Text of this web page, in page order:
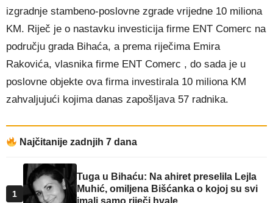
izgradnje stambeno-poslovne zgrade vrijedne 10 miliona
KM. Riječ je o nastavku investicija firme ENT Comerc na
području grada Bihaća, a prema riječima Emira
Rakovića, vlasnika firme ENT Comerc , do sada je u
poslovne objekte ova firma investirala 10 miliona KM
zahvaljujući kojima danas zapošljava 57 radnika.
Najčitanije zadnjih 7 dana
1
Tuga u Bihaću: Na ahiret preselila Lejla
Muhić, omiljena Bišćanka o kojoj su svi
imali samo riječi hvale